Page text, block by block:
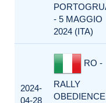
- 5 MAGGIO
2024 (ITA)
2024-
04-28
RO -
RALLY